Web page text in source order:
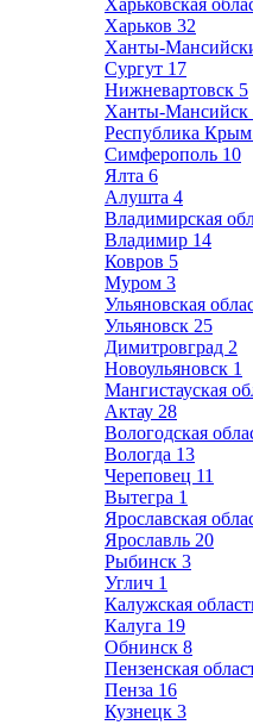
Харьковская
Харьков 32
Ханты-
Сургут 17
Нижневартовск 5
Ханты-Мансийск
Республика Крым
Симферополь 10
Ялта 6
Алушта 4
Владимирская
Владимир 14
Ковров 5
Муром 3
Ульяновская
Ульяновск 25
Димитровград 2
Новоульяновск 1
Мангистауская
Актау 28
Вологодская
Вологда 13
Череповец 11
Вытегра 1
Ярославская
Ярославль 20
Рыбинск 3
Углич 1
Калужская
Калуга 19
Обнинск 8
Пензенская
Пенза 16
Кузнецк 3